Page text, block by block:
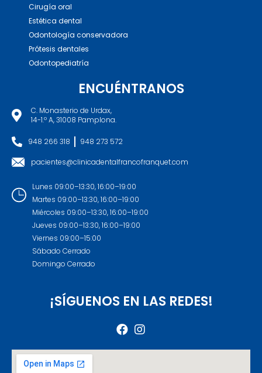
Cirugía oral
Estética dental
Odontología conservadora
Prótesis dentales
Odontopediatría
ENCUÉNTRANOS
C. Monasterio de Urdax,
14-1.º A, 31008 Pamplona.
948 266 318 948 273 572
pacientes@clinicadentalfrancofranquet.com
Lunes 09:00–13:30, 16:00–19:00
Martes 09:00–13:30, 16:00–19:00
Miércoles 09:00–13:30, 16:00–19:00
Jueves 09:00–13:30, 16:00–19:00
Viernes 09:00–15:00
Sábado Cerrado
Domingo Cerrado
¡SÍGUENOS EN LAS REDES!